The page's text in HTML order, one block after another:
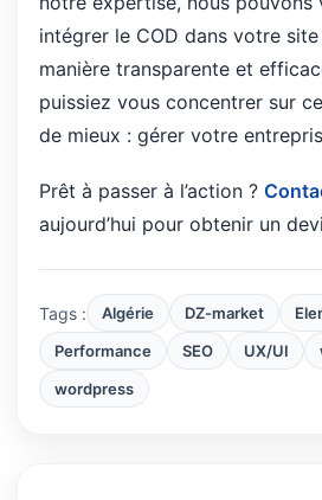
intégrer le COD dans votre
manière transparente et
puissiez vous concentrer sur
de mieux : gérer votre
Prêt à passer à l’action ?
aujourd’hui pour obtenir un
Tags : Algérie DZ-market
Performance
SEO UX/UI
wordpress